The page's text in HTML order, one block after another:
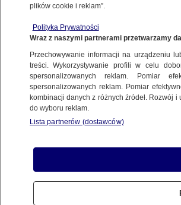
i mężczyzn? Sondaż
Oprac.Maciej Wacławik
18.05.2026, 08:56
Posłuchaj artykułu
Czyta lektor AI
plików cookie i reklam”.
Polityka Prywatności
Wraz z naszymi partnerami przetwarzamy
Przechowywanie informacji na urządzeniu
treści. Wykorzystywanie profili w celu
spersonalizowanych reklam. Pomiar
spersonalizowanych reklam. Pomiar
kombinacji danych z różnych źródeł. Rozwój
do wyboru reklam.
Lista partnerów (dostawców)